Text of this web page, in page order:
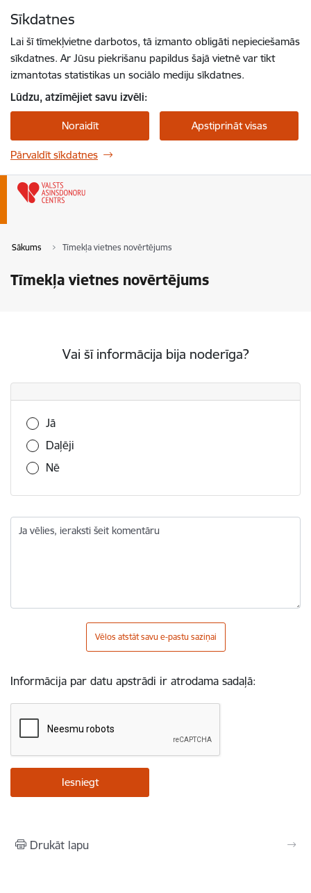
Sīkdatnes
Lai šī tīmekļvietne darbotos, tā izmanto obligāti nepieciešamās
sīkdatnes. Ar Jūsu piekrišanu papildus šajā vietnē var tikt
izmantotas statistikas un sociālo mediju sīkdatnes.
Lūdzu, atzīmējiet savu izvēli:
Noraidīt Apstiprināt visas
Pārvaldīt sīkdatnes
Sākums Tīmekļa vietnes novērtējums
Tīmekļa vietnes novērtējums
Vai šī informācija bija noderīga?
Vai šī informācija bija noderīga?
Jā
Daļēji
Nē
Ja vēlies, ieraksti šeit komentāru
Vēlos atstāt savu e-pastu saziņai
Informācija par datu apstrādi ir atrodama sadaļā:
Drukāt lapu